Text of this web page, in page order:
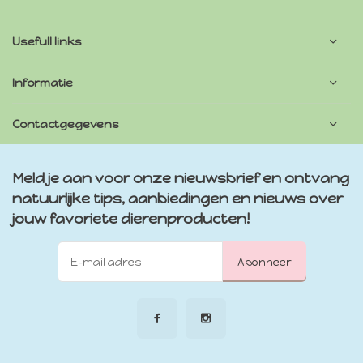
Usefull links
Informatie
Contactgegevens
Meld je aan voor onze nieuwsbrief en ontvang
natuurlijke tips, aanbiedingen en nieuws over
jouw favoriete dierenproducten!
Abonneer